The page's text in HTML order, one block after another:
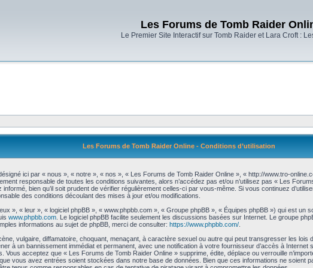
Les Forums de Tomb Raider
Le Premier Site Interactif sur Tomb Raider et Lara Croft :
Les Forums de Tomb Raider Online - Conditions d’utilisation
ici par « nous », « notre », « nos », « Les Forums de Tomb Raider Online », « http://www.tro-
responsable de toutes les conditions suivantes, alors n’accédez pas et/ou n’utilisez pas « Les
bien qu’il soit prudent de vérifier régulièrement celles-ci par vous-même. Si vous continuez
des conditions découlant des mises à jour et/ou modifications.
», « leur », « logiciel phpBB », « www.phpbb.com », « Groupe phpBB », « Équipes phpBB ») qui est un
www.phpbb.com. Le logiciel phpBB facilite seulement les discussions basées sur Internet. Le groupe
informations au sujet de phpBB, merci de consulter: https://www.phpbb.com/.
vulgaire, diffamatoire, choquant, menaçant, à caractère sexuel ou autre qui peut transgresser les
à un bannissement immédiat et permanent, avec une notification à votre fournisseur d’accès à
acceptez que « Les Forums de Tomb Raider Online » supprime, édite, déplace ou verrouille
vous avez entrées soient stockées dans notre base de données. Bien que ces informations ne soient